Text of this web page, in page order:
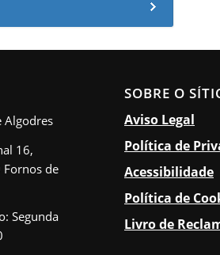
Algodres
16,
de
Segunda
SOBRE O
Aviso Legal
Política de
Acessibilidade
Política de
Livro de